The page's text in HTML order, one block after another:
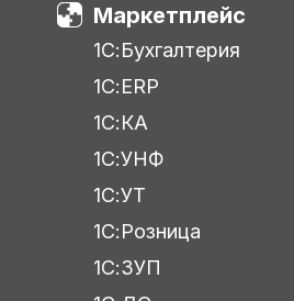
Маркетплейс
1С:Бухгалтерия
1С:ERP
1С:КА
1С:УНФ
1С:УТ
1С:Розница
1С:ЗУП